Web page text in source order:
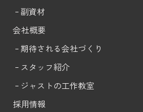
副資材
会社概要
期待される会社づくり
スタッフ紹介
ジャストの工作教室
採用情報